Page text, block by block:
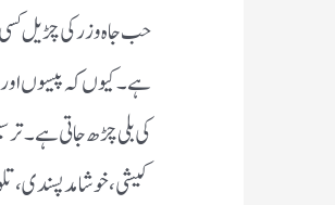
حب جاہ و زر کی چڑیل
ہے۔کیوں کہ پیسوں
کی بلی چڑھ جاتی
کیشی، خوشامد پسندی،